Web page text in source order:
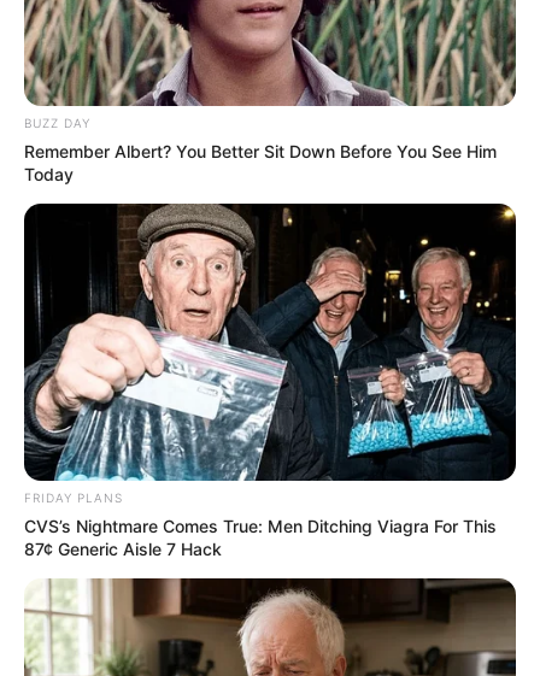
BALLINA STATIKE
FUTBOLL SHQIPTAR
KAT. SUPERIORE KUPA E SHQIPËRISË
SUPERIORE STATIKE
Gjysmëfinalistet e Kupës, sa
shumë “mëkatarë” të kualifikuar!
April 4, 2019 Sport Ekspres
Janë përcaktuar katër ekipet gjysmëfinaliste të Kupës së
Shqipërisë, në fakt në fushë vetëm tre ekipe djersitën.
Skënderbeu pati fatin të kalonte mes katër më të mirave pa
luajtur, pasi Kamza rivale është përjashtuar nga çdo garë
me vendim të Komisionit të Disiplinës. Kukësi, Luftëtari,
Tirana dhe Skënderbeu presin shortin, ndërkohë që sfidat
gjysmëfinale të Kupës së Shqipërisë zhvillohen me 24 prill
dhe 8 maj.
BUZZ DAY
Remember Albert? You Better Sit Down Before You See Him
Today
FRIDAY PLANS
CVS’s Nightmare Comes True: Men Ditching Viagra For This
87¢ Generic Aisle 7 Hack